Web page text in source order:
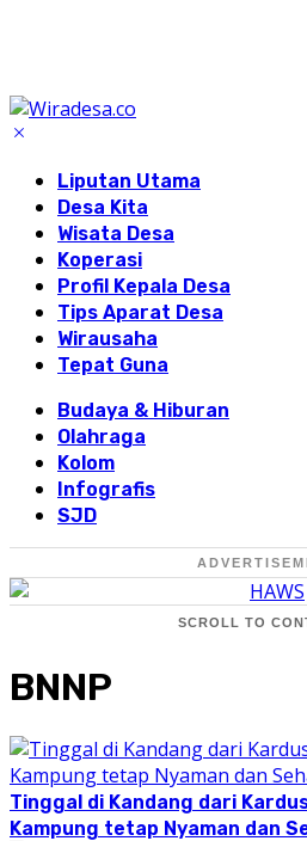
Liputan Utama
Desa Kita
Wisata Desa
Koperasi
Profil Kepala Desa
Tips Aparat Desa
Wirausaha
Tepat Guna
Budaya & Hiburan
Olahraga
Kolom
Infografis
SJD
SCROLL TO
BNNP
Tinggal di Kandang dari
Kampung tetap Nyaman dan